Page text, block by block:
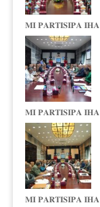
𝐌𝐈 𝐏𝐀𝐑𝐓𝐈𝐒𝐈𝐏𝐀
𝐌𝐈 𝐏𝐀𝐑𝐓𝐈𝐒𝐈𝐏𝐀
𝐌𝐈 𝐏𝐀𝐑𝐓𝐈𝐒𝐈𝐏𝐀